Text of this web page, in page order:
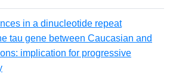
in a dinucleotide repeat
tau gene between Caucasian and
implication for progressive